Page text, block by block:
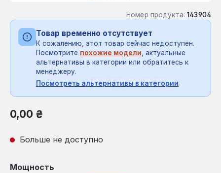
Номер продукта: 143904
Товар временно отсутствует
К сожалению, этот товар сейчас недоступен.
Посмотрите похожие модели, актуальные
альтернативы в категории или обратитесь к
менеджеру.
Посмотреть альтернативы в категории
Обычная цена:
0,00 ₴
Больше не доступно
Выберите
Мощность